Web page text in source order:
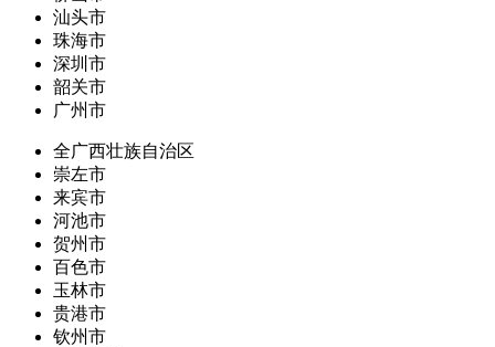
汕头市
珠海市
深圳市
韶关市
广州市
全广西壮族自治区
崇左市
来宾市
河池市
贺州市
百色市
玉林市
贵港市
钦州市